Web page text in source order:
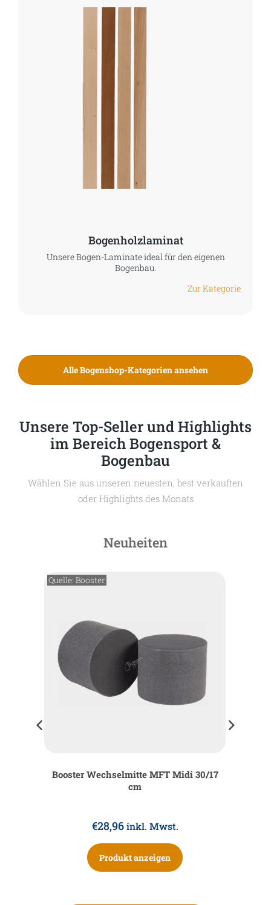
Bogenholzlaminat
Unsere Bogen-Laminate ideal für den eigenen
Bogenbau.
Zur Kategorie
Alle Bogenshop-Kategorien ansehen
Unsere Top-Seller und Highlights
im Bereich Bogensport &
Bogenbau
Wählen Sie aus unseren neuesten, best verkauften
oder Highlights des Monats
Neuheiten
Quelle: Booster
Booster Wechselmitte MFT Midi 30/17
cm
€28,96 inkl. Mwst.
Produkt anzeigen